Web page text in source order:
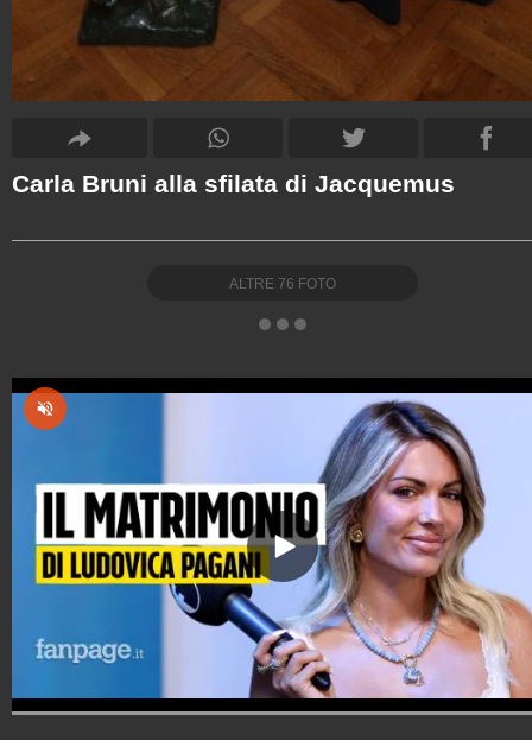
Carla Bruni alla sfilata di Jacquemus
ALTRE 76 FOTO